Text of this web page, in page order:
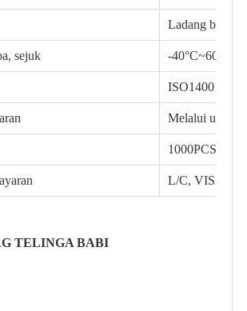
Ladang babi,
sejuk -40°C~60°C
ISO14001,
Melalui udara
1000PCS
L/C, VISA,
TELINGA BABI